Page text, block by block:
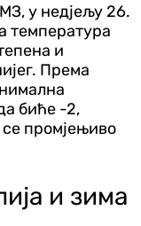
у недјељу 26.
температура
и
Према
биће -2,
промјењиво
и зима